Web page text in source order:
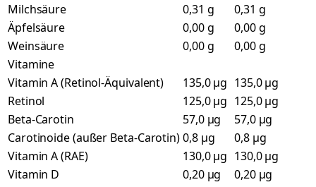
Milchsäure
0,31 g
0,31 g
Äpfelsäure
0,00 g
0,00 g
Weinsäure
0,00 g
0,00 g
Vitamine
Vitamin A (Retinol-Äquivalent)
135,0 µg 135,0 µg
Retinol
125,0 µg 125,0 µg
Beta-Carotin
57,0 µg
57,0 µg
Carotinoide (außer Beta-Carotin)0,8 µg
0,8 µg
Vitamin A (RAE)
130,0 µg 130,0 µg
Vitamin D
0,20 µg
0,20 µg